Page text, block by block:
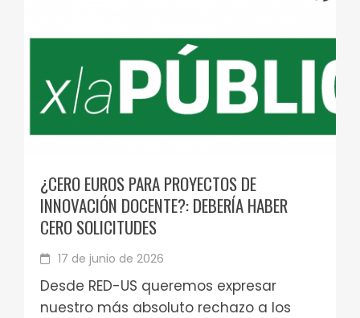
¿CERO EUROS PARA PROYECTOS DE
INNOVACIÓN DOCENTE?: DEBERÍA HABER
CERO SOLICITUDES
17 de junio de 2026
Desde RED-US queremos expresar
nuestro más absoluto rechazo a los